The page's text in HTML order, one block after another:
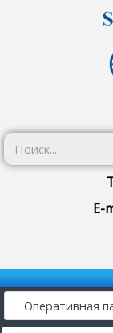
E-
Оперативная